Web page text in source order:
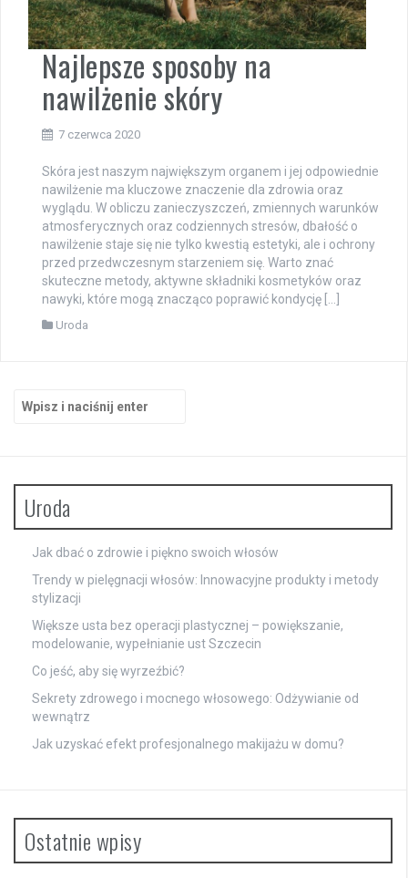
Najlepsze sposoby na
nawilżenie skóry
7 czerwca 2020
Skóra jest naszym największym organem i jej odpowiednie
nawilżenie ma kluczowe znaczenie dla zdrowia oraz
wyglądu. W obliczu zanieczyszczeń, zmiennych warunków
atmosferycznych oraz codziennych stresów, dbałość o
nawilżenie staje się nie tylko kwestią estetyki, ale i ochrony
przed przedwczesnym starzeniem się. Warto znać
skuteczne metody, aktywne składniki kosmetyków oraz
nawyki, które mogą znacząco poprawić kondycję […]
Uroda
Uroda
Jak dbać o zdrowie i piękno swoich włosów
Trendy w pielęgnacji włosów: Innowacyjne produkty i metody
stylizacji
Większe usta bez operacji plastycznej – powiększanie,
modelowanie, wypełnianie ust Szczecin
Co jeść, aby się wyrzeźbić?
Sekrety zdrowego i mocnego włosowego: Odżywianie od
wewnątrz
Jak uzyskać efekt profesjonalnego makijażu w domu?
Ostatnie wpisy